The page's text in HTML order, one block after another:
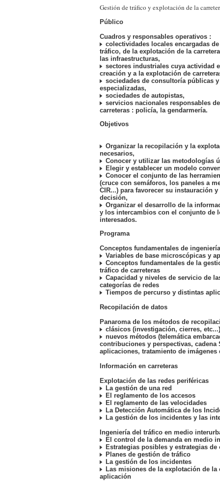
Gestión de tráfico y explotación de la
Público
Cuadros y responsables operativos :
colectividades locales encargadas
tráfico, de la explotación de la
las infraestructuras,
sectores industriales cuya actividad
creación y a la explotación de
sociedades de consultoría públicas
especializadas,
sociedades de autopistas,
servicios nacionales responsables
carreteras : policía, la gendarmería.
Objetivos
Organizar la recopilación y la
necesarios,
Conocer y utilizar las metodologías
Elegir y establecer un modelo
Conocer el conjunto de las
(cruce con semáforos, los paneles a
CIR...) para favorecer su instauración y
decisión,
Organizar el desarrollo de la
y los intercambios con el conjunto de
interesados.
Programa
Conceptos fundamentales de
Variables de base microscópicas y
Conceptos fundamentales de la
tráfico de carreteras
Capacidad y niveles de servicio de
categorías de redes
Tiempos de percurso y distintas
Recopilación de datos
Panaroma de los métodos de
clásicos (investigación, cierres, etc...)
nuevos métodos (telemática
contribuciones y perspectivas, cadena
aplicaciones, tratamiento de imágenes
Información en carreteras
Explotación de las redes periféricas
La gestión de una red
El reglamento de los accesos
El reglamento de las velocidades
La Detección Automática de los
La gestión de los incidentes y las
Ingeniería del tráfico en medio
El control de la demanda en medio
Estrategias posibles y estrategias
Planes de gestión de tráfico
La gestión de los incidentes
Las misiones de la explotación de la
aplicación